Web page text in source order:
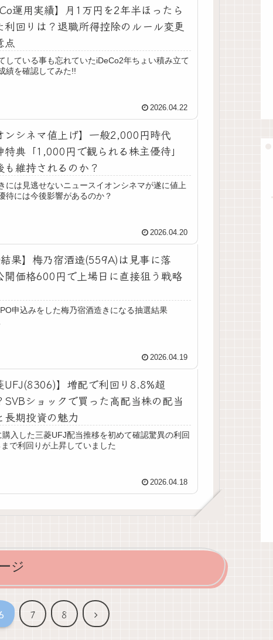
運用実績】月1万円を2年半ほったら
利回りは？退職所得控除のルール変更
点
している事も忘れていたiDeCo2年ちょい積み立て
績を確認してみた!!
2026.04.22
ンシネマ値上げ】一般2,000円時代
特典「1,000円で観られる株主優待」
も維持されるのか？
には見逃せないニュースイオンシネマが遂に値上
待には今後影響があるのか？
2026.04.20
結果】梅乃宿酒造(559A)は見事に落
開価格600円で上場日に直接狙う戦略
申込みをした梅乃宿酒造きになる抽選結果
2026.04.19
UFJ(8306)】増配で利回り8.8%超
SVBショックで買った高配当株の配当
長期投資の魅力
購入した三菱UFJ配当推移を初めて確認驚異の利回
まで利回りが上昇していました
2026.04.18
ジ
7 8
次